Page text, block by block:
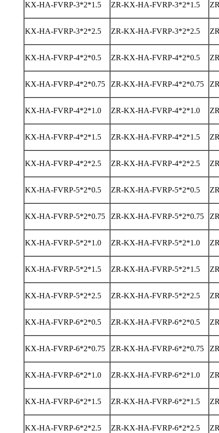
KX-HA-FVRP-3*2*1.5 ZR-KX-HA-FVRP-3*2*1.5
KX-HA-FVRP-3*2*2.5 ZR-KX-HA-FVRP-3*2*2.5
KX-HA-FVRP-4*2*0.5 ZR-KX-HA-FVRP-4*2*0.5
KX-HA-FVRP-4*2*0.75 ZR-KX-HA-FVRP-4*2*0.75
KX-HA-FVRP-4*2*1.0 ZR-KX-HA-FVRP-4*2*1.0
KX-HA-FVRP-4*2*1.5 ZR-KX-HA-FVRP-4*2*1.5
KX-HA-FVRP-4*2*2.5 ZR-KX-HA-FVRP-4*2*2.5
KX-HA-FVRP-5*2*0.5 ZR-KX-HA-FVRP-5*2*0.5
KX-HA-FVRP-5*2*0.75 ZR-KX-HA-FVRP-5*2*0.75
KX-HA-FVRP-5*2*1.0 ZR-KX-HA-FVRP-5*2*1.0
KX-HA-FVRP-5*2*1.5 ZR-KX-HA-FVRP-5*2*1.5
KX-HA-FVRP-5*2*2.5 ZR-KX-HA-FVRP-5*2*2.5
KX-HA-FVRP-6*2*0.5 ZR-KX-HA-FVRP-6*2*0.5
KX-HA-FVRP-6*2*0.75 ZR-KX-HA-FVRP-6*2*0.75
KX-HA-FVRP-6*2*1.0 ZR-KX-HA-FVRP-6*2*1.0
KX-HA-FVRP-6*2*1.5 ZR-KX-HA-FVRP-6*2*1.5
KX-HA-FVRP-6*2*2.5 ZR-KX-HA-FVRP-6*2*2.5